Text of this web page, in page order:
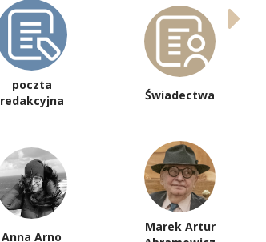
poczta
redakcyjna
Świadectwa
Anna Arno
Marek Artur